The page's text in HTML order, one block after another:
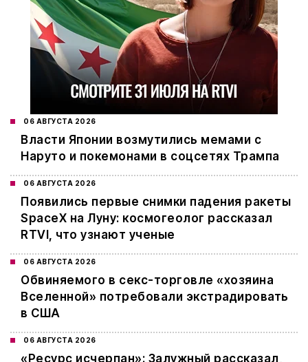
06 АВГУСТА 2026
Власти Японии возмутились мемами с
Наруто и покемонами в соцсетях Трампа
06 АВГУСТА 2026
Появились первые снимки падения ракеты
SpaceX на Луну: космогеолог рассказал
RTVI, что узнают ученые
06 АВГУСТА 2026
Обвиняемого в секс-торговле «хозяина
Вселенной» потребовали экстрадировать
в США
06 АВГУСТА 2026
«Ресурс исчерпан»: Залужный рассказал,